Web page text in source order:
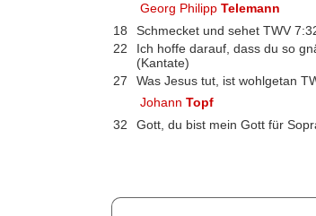
Georg PhilippTelemann
18
Schmecket und sehet TWV
22
Ich hoffe darauf, dass du so
(Kantate)
27 Was Jesus tut, ist wohlgetan
JohannTopf
32
Gott, du bist mein Gott für